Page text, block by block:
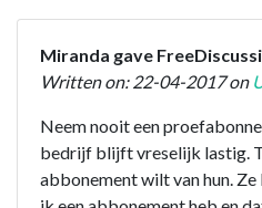
Miranda gave
Written on: 22-04-2017 on
Neem nooit een
bedrijf blijft vreselijk lastig.
abbonement wilt van hun.